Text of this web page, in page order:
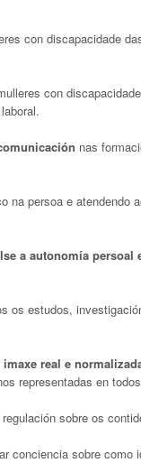
con discapacidade
con
nas
na persoa e atendendo
a autonomía persoal
os estudos,
real e
representadas en
sobre os
conciencia sobre como